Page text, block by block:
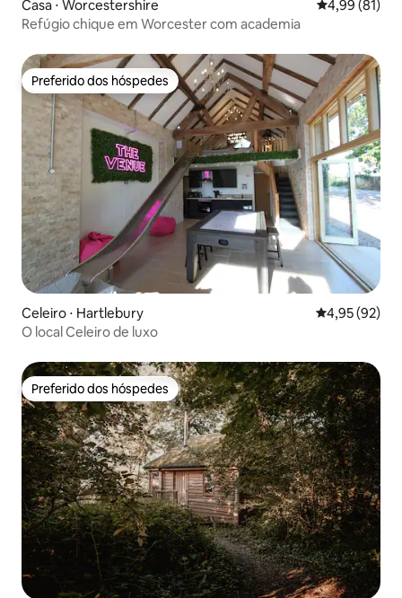
Casa ⋅ Worcestershire 4,99 de uma
4,99 (81)
Refúgio chique em Worcester com academia
Preferido dos hóspedes
Preferido dos hóspedes
Celeiro ⋅ Hartlebury 4,95 de uma
4,95 (92)
O local Celeiro de luxo
Preferido dos hóspedes
Preferido dos hóspedes